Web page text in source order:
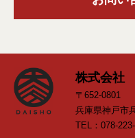
株式会社
〒652-0801
兵庫県神戸市
TEL：078-